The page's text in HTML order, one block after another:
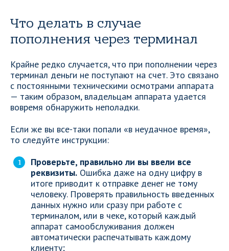
Что делать в случае
пополнения через терминал
Крайне редко случается, что при пополнении через
терминал деньги не поступают на счет. Это связано
с постоянными техническими осмотрами аппарата
— таким образом, владельцам аппарата удается
вовремя обнаружить неполадки.
Если же вы все-таки попали «в неудачное время»,
то следуйте инструкции:
Проверьте, правильно ли вы ввели все
реквизиты. Ошибка даже на одну цифру в
итоге приводит к отправке денег не тому
человеку. Проверять правильность введенных
данных нужно или сразу при работе с
терминалом, или в чеке, который каждый
аппарат самообслуживания должен
автоматически распечатывать каждому
клиенту;